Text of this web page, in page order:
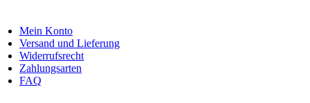
Mein Konto
Versand und Lieferung
Widerrufsrecht
Zahlungsarten
FAQ